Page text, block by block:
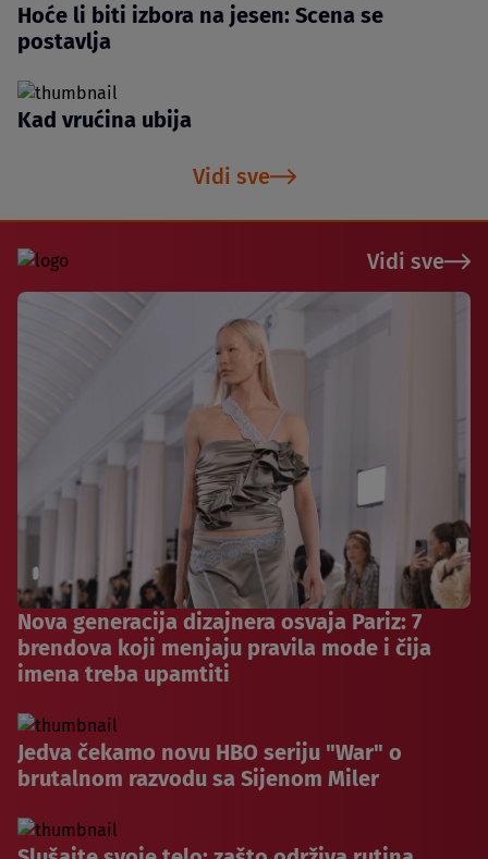
Hoće li biti izbora na jesen: Scena se
postavlja
Kad vrućina ubija
Vidi sve
Vidi sve
Nova generacija dizajnera osvaja Pariz: 7
brendova koji menjaju pravila mode i čija
imena treba upamtiti
Jedva čekamo novu HBO seriju "War" o
brutalnom razvodu sa Sijenom Miler